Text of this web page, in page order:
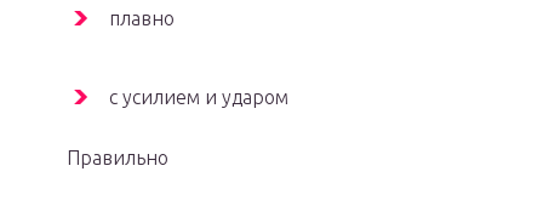
плавно
с усилием и ударом
Правильно